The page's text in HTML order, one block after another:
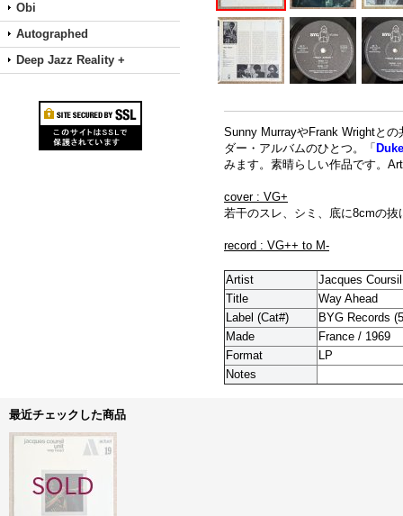
Obi
Autographed
Deep Jazz Reality +
Sunny MurrayやFrank Wrightと
ダー・アルバムのひとつ。「 Duke
みます。素晴らしい作品です。
cover : VG+
若干のスレ、シミ、底に8cmの抜
record : VG++ to M-
Artist
Jacques
Title
Way Ahead
Label (Cat#)
BYG Records
Made
France / 1969
Format
LP
Notes
最近チェックした商品